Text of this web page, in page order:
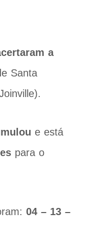
a
Santa
e está
para o
04 – 13 –